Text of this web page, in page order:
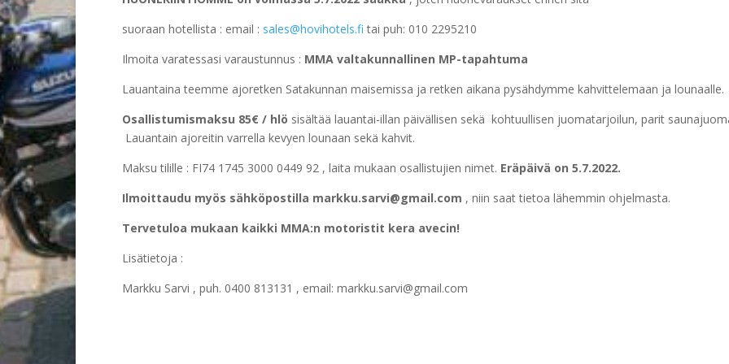
suoraan hotellista : email : sales@hovihotels.fi tai puh: 010 2295210
Ilmoita varatessasi varaustunnus : MMA valtakunnallinen MP-tapahtuma
Lauantaina teemme ajoretken Satakunnan maisemissa ja retken aikana pysähdymme kahvittelemaan ja lounaalle.
Osallistumismaksu 85€ / hlö sisältää lauantai-illan päivällisen sekä kohtuullisen juomatarjoilun, parit
Lauantain ajoreitin varrella kevyen lounaan sekä kahvit.
Maksu tilille : FI74 1745 3000 0449 92 , laita mukaan osallistujien nimet. Eräpäivä on 5.7.2022.
Ilmoittaudu myös sähköpostilla markku.sarvi@gmail.com , niin saat tietoa lähemmin ohjelmasta.
Tervetuloa mukaan kaikki MMA:n motoristit kera avecin!
Lisätietoja :
Markku Sarvi , puh. 0400 813131 , email: markku.sarvi@gmail.com